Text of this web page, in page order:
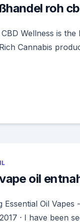
roh
Wellness is
Cannabis
oil
Essential Oil
· I have been